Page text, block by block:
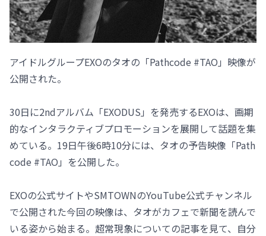
アイドルグループEXOのタオの「Pathcode #TAO」映像が
公開された。
30日に2ndアルバム「EXODUS」を発売するEXOは、画期
的なインタラクティブプロモーションを展開して話題を集
めている。19日午後6時10分には、タオの予告映像「Path
code #TAO」を公開した。
EXOの公式サイトやSMTOWNのYouTube公式チャンネル
で公開された今回の映像は、タオがカフェで新聞を読んで
いる姿から始まる。超常現象についての記事を見て、自分